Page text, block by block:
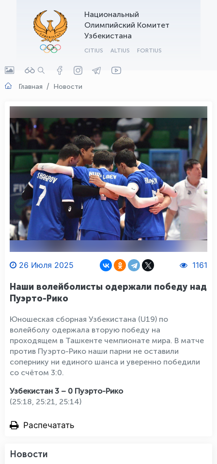
Национальный
Олимпийский Комитет
Узбекистана
CITIUS ALTIUS FORTIUS
Главная Новости
26 Июля 2025 1161
Наши волейболисты одержали победу над
Пуэрто-Рико
Юношеская сборная Узбекистана (U19) по
волейболу одержала вторую победу на
проходящем в Ташкенте чемпионате мира. В матче
против Пуэрто-Рико наши парни не оставили
сопернику ни единого шанса и уверенно победили
со счётом 3:0.
Узбекистан 3 – 0 Пуэрто-Рико
(25:18, 25:21, 25:14)
Распечатать
Новости
OLYMPCHIK AI - yordamchi
Онлайн · olympic.uz